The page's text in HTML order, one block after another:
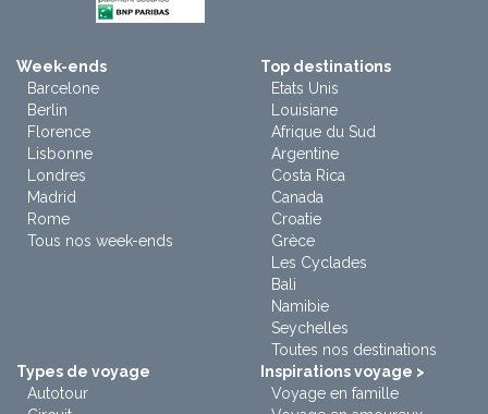
Week-ends
Barcelone
Berlin
Florence
Lisbonne
Londres
Madrid
Rome
Tous nos week-ends
Top destinations
Etats Unis
Louisiane
Afrique du Sud
Argentine
Costa Rica
Canada
Croatie
Grèce
Les Cyclades
Bali
Namibie
Seychelles
Toutes nos destinations
Types de voyage
Autotour
Inspirations voyage >
Voyage en famille